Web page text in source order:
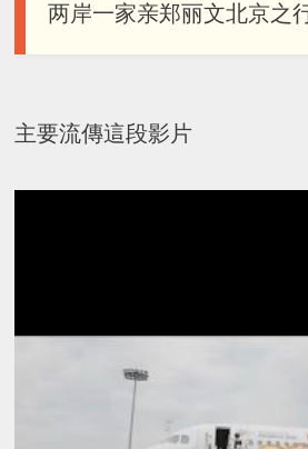
两岸一家亲郑丽文北京之
主要流傳這段影片